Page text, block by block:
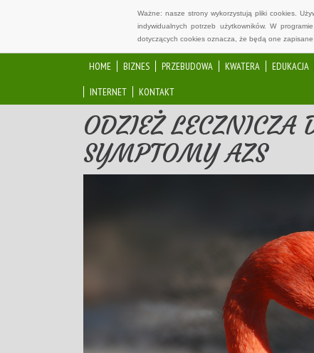
Ważne: nasze strony wykorzystują pliki cookies.
indywidualnych potrzeb użytkowników. W
dotyczących cookies oznacza, że będą one zapisane
HOME BIZNES PRZEBUDOWA KWATERA EDUKACJA
INTERNET
KONTAKT
ODZIEŻ
SYMPTOMY AZS